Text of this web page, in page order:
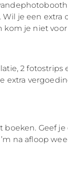
je een
je niet
2
extra
Geef
na afloop